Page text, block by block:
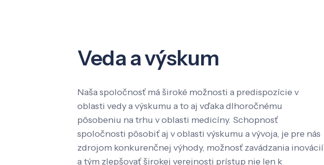
Veda a výskum
Naša spoločnosť má široké možnosti a predispozície v
oblasti vedy a výskumu a to aj vďaka dlhoročnému
pôsobeniu na trhu v oblasti medicíny. Schopnosť
spoločnosti pôsobiť aj v oblasti výskumu a vývoja, je pre nás
zdrojom konkurenčnej výhody, možnosť zavádzania inovácií
a tým zlepšovať širokej verejnosti prístup nie len k